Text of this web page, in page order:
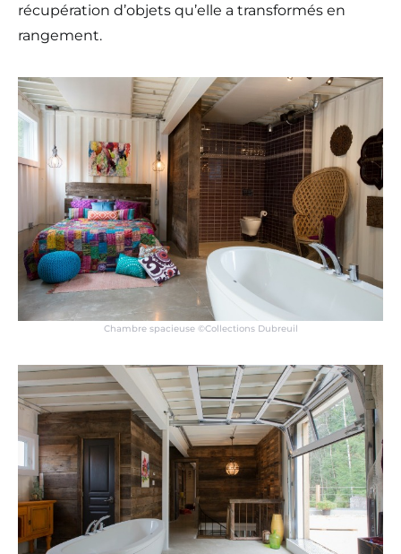
récupération d’objets qu’elle a transformés en
rangement.
Chambre spacieuse ©Collections Dubreuil